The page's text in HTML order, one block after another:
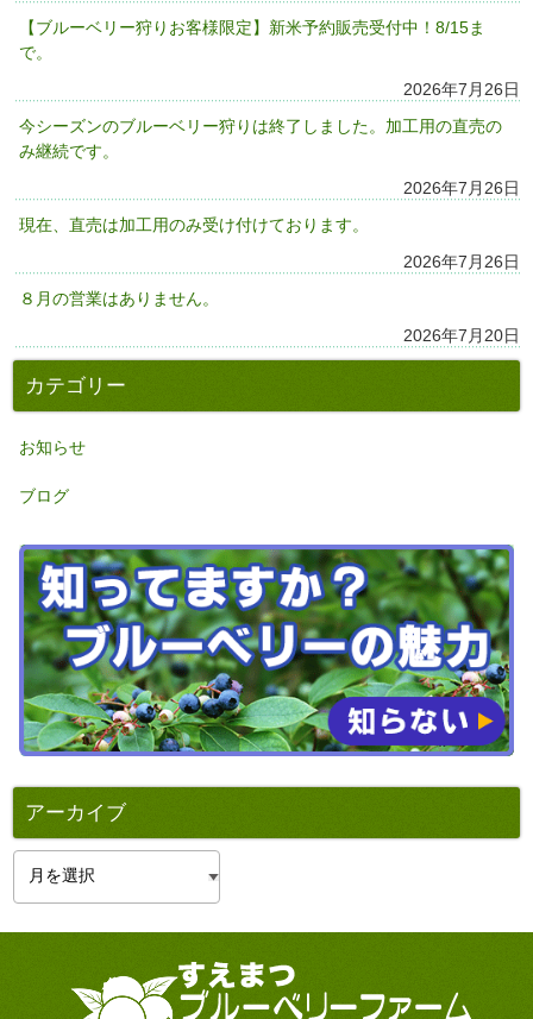
【ブルーベリー狩りお客様限定】新米予約販売受付中！8/15ま
で。
2026年7月26日
今シーズンのブルーベリー狩りは終了しました。加工用の直売の
み継続です。
2026年7月26日
現在、直売は加工用のみ受け付けております。
2026年7月26日
８月の営業はありません。
2026年7月20日
カテゴリー
お知らせ
ブログ
アーカイブ
イ